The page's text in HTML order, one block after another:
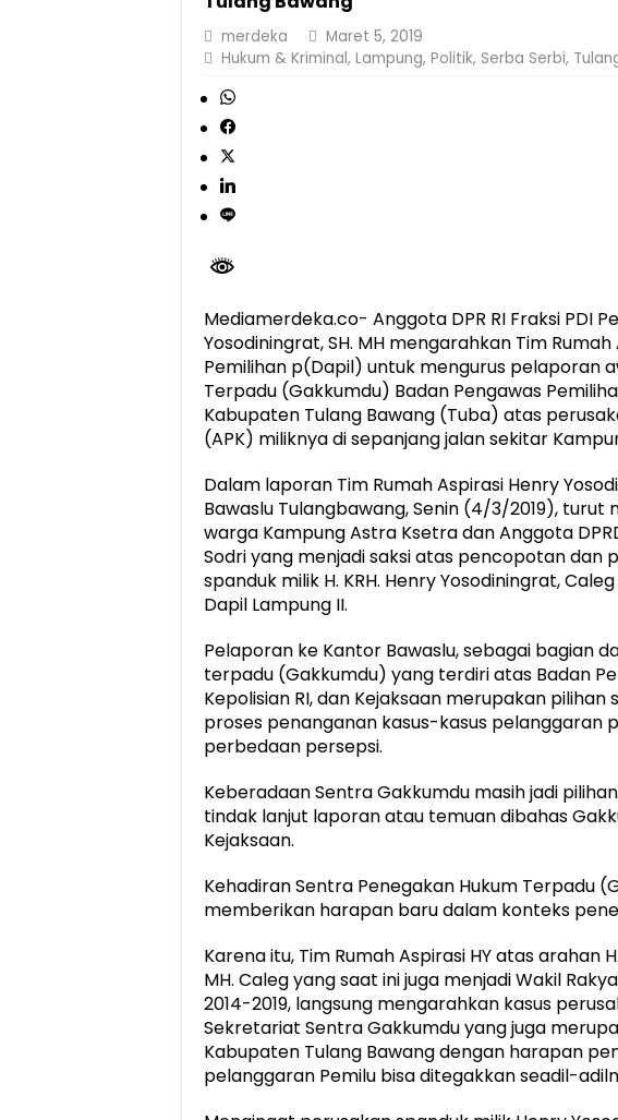
Jasa Raharja Jamin Seluruh Korban Kebakaran KM Mutiara
Gubernur Mirza Ajak IAI Darul Fattah Cetak SDM Adaptif
Purnama Wulan Sari Mirza Buka SiSeSa Roadshow
merdeka
Maret 5, 2019
Hukum & Kriminal, Lampung, Politik, Serba Serbi,
Mediamerdeka.co- Anggota DPR RI Fraksi PDI
Yosodiningrat, SH. MH mengarahkan Tim
Pemilihan p(Dapil) untuk mengurus pelaporan
Terpadu (Gakkumdu) Badan Pengawas
Kabupaten Tulang Bawang (Tuba) atas
(APK) miliknya di sepanjang jalan sekitar
Dalam laporan Tim Rumah Aspirasi Henry
Bawaslu Tulangbawang, Senin (4/3/2019), turut
warga Kampung Astra Ksetra dan Anggota
Sodri yang menjadi saksi atas pencopotan dan
spanduk milik H. KRH. Henry Yosodiningrat,
Dapil Lampung II.
Pelaporan ke Kantor Bawaslu, sebagai bagian
terpadu (Gakkumdu) yang terdiri atas Badan
Kepolisian RI, dan Kejaksaan merupakan
proses penanganan kasus-kasus pelanggaran
perbedaan persepsi.
Keberadaan Sentra Gakkumdu masih jadi
tindak lanjut laporan atau temuan dibahas
Kejaksaan.
Kehadiran Sentra Penegakan Hukum Terpadu
memberikan harapan baru dalam konteks
Karena itu, Tim Rumah Aspirasi HY atas arahan
MH. Caleg yang saat ini juga menjadi Wakil
2014-2019, langsung mengarahkan kasus
Sekretariat Sentra Gakkumdu yang juga
Kabupaten Tulang Bawang dengan harapan
pelanggaran Pemilu bisa ditegakkan seadil-